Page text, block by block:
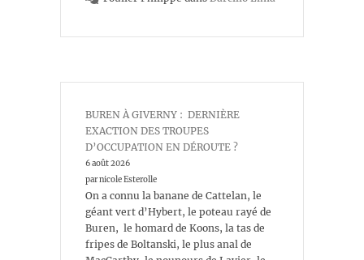
BUREN À GIVERNY : DERNIÈRE
EXACTION DES TROUPES
D’OCCUPATION EN DÉROUTE ?
6 août 2026
par nicole Esterolle
On a connu la banane de Cattelan, le
géant vert d’Hybert, le poteau rayé de
Buren, le homard de Koons, la tas de
fripes de Boltanski, le plus anal de